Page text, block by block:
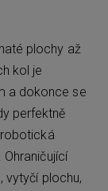
plochy až
kol je
a dokonce se
perfektně
vytyčí plochu,